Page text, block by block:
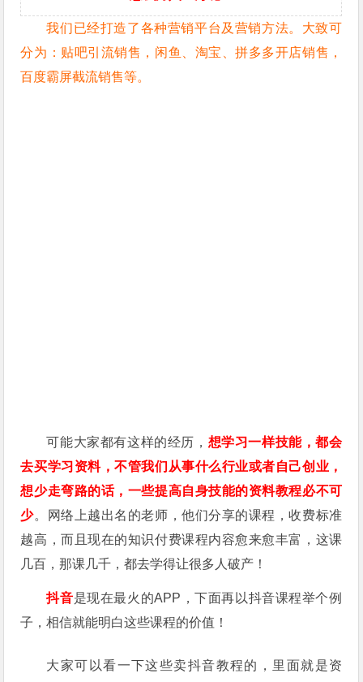
我们已经打造了各种营销平台及营销方法。大致可
分为：贴吧引流销售，闲鱼、淘宝、拼多多开店销售，
百度霸屏截流销售等。
可能大家都有这样的经历， 想学习一样技能，都会
去买学习资料，不管我们从事什么行业或者自己创业，
想少走弯路的话，一些提高自身技能的资料教程必不可
少。网络上越出名的老师，他们分享的课程，收费标准
越高，而且现在的知识付费课程内容愈来愈丰富，这课
几百，那课几千，都去学得让很多人破产！
抖音是现在最火的APP，下面再以抖音课程举个例
子，相信就能明白这些课程的价值！
大家可以看一下这些卖抖音教程的，里面就是资